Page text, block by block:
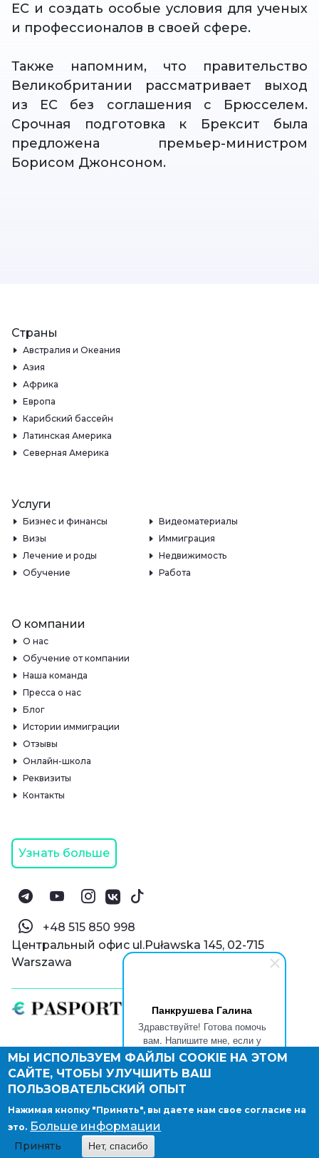
Панкрушева Галина
Здравствуйте! Готова помочь
вам. Напишите мне, если у
вас появятся вопросы.
ЕС и создать особые условия для ученых
и профессионалов в своей сфере.
Также напомним, что правительство
Великобритании рассматривает выход
из ЕС без соглашения с Брюсселем.
Срочная подготовка к Брексит была
предложена премьер-министром
Борисом Джонсоном.
© Паспорт Онлайн 2019—2026
Политика конфиденциальности
Оферта и конфиденциальность:РФ
Правовые документы
Депонирование логотипа компании
Страны
Австралия и Океания
Азия
Африка
Европа
Карибский бассейн
Латинская Америка
Северная Америка
Услуги
Бизнес и финансы
Видеоматериалы
Визы
Иммиграция
Лечение и роды
Недвижимость
Обучение
Работа
О компании
О нас
Обучение от компании
Наша команда
Пресса о нас
Блог
Истории иммиграции
Отзывы
Онлайн-школа
Реквизиты
Контакты
Узнать больше
‪+48 515 850 998‬
Центральный офис ul.Puławska 145, 02-715
Warszawa
МЫ ИСПОЛЬЗУЕМ ФАЙЛЫ COOKIE НА ЭТОМ
САЙТЕ, ЧТОБЫ УЛУЧШИТЬ ВАШ
ПОЛЬЗОВАТЕЛЬСКИЙ ОПЫТ
Нажимая кнопку "Принять", вы даете нам свое согласие на
это. Больше информации
Принять Нет, спасибо